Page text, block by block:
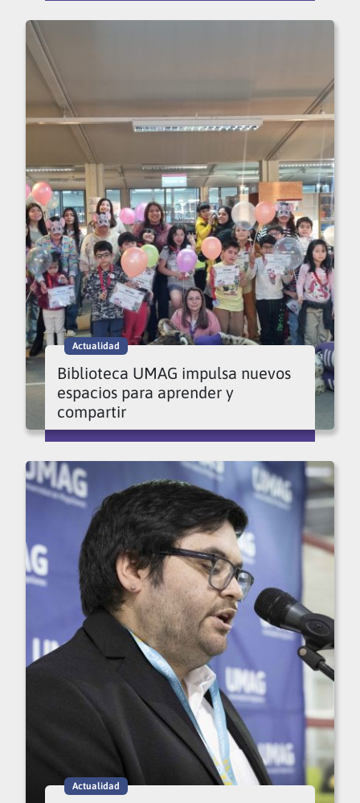
Actualidad
Biblioteca UMAG impulsa nuevos
espacios para aprender y
compartir
Actualidad